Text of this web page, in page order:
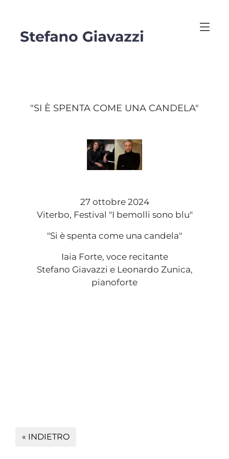
"SI È SPENTA COME UNA CANDELA"
27 ottobre 2024
Viterbo, Festival "I bemolli sono blu"
"Si è spenta come una candela"
Iaia Forte, voce recitante
Stefano Giavazzi e Leonardo Zunica,
pianoforte
« INDIETRO